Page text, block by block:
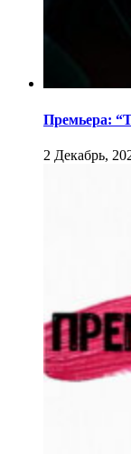
Премьера:
2 Декабрь,